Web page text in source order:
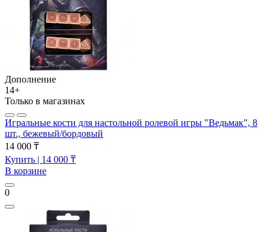
Дополнение
14+
Только в магазинах
Игральные кости для настольной ролевой игры "Ведьмак", 8
шт., бежевый/бордовый
14 000 ₸
Купить | 14 000 ₸
В корзине
0